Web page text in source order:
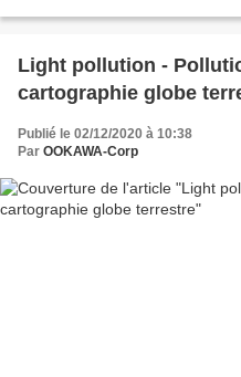
Light pollution -
cartographie globe
Publié le 02/12/2020 à 10:38
Par OOKAWA-Corp